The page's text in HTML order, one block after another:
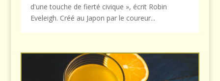
d'une touche de fierté civique », écrit Robin
Eveleigh. Créé au Japon par le coureur...